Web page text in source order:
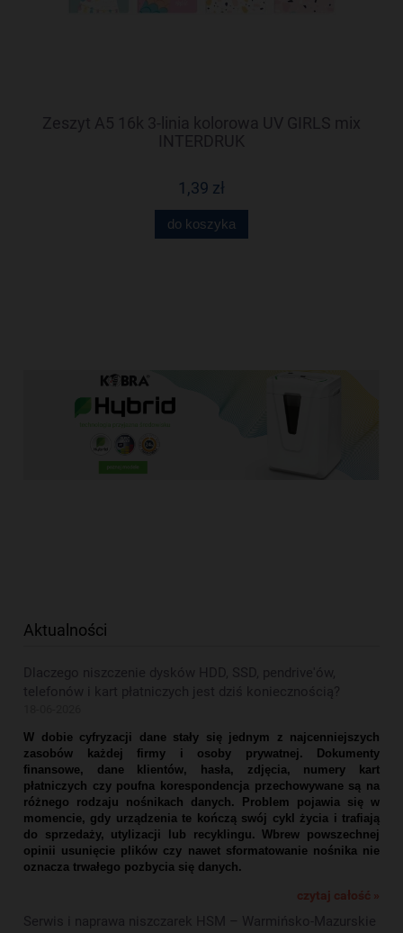
Zeszyt A5 16k 3-linia kolorowa UV GIRLS mix
INTERDRUK
1,39 zł
do koszyka
Aktualności
Dlaczego niszczenie dysków HDD, SSD, pendrive'ów,
telefonów i kart płatniczych jest dziś koniecznością?
W dobie cyfryzacji dane stały się jednym z najcenniejszych
zasobów każdej firmy i osoby prywatnej. Dokumenty
finansowe, dane klientów, hasła, zdjęcia, numery kart
płatniczych czy poufna korespondencja przechowywane są na
różnego rodzaju nośnikach danych. Problem pojawia się w
momencie, gdy urządzenia te kończą swój cykl życia i trafiają
do sprzedaży, utylizacji lub recyklingu. Wbrew powszechnej
opinii usunięcie plików czy nawet sformatowanie nośnika nie
oznacza trwałego pozbycia się danych.
czytaj całość »
Serwis i naprawa niszczarek HSM – Warmińsko-Mazurskie